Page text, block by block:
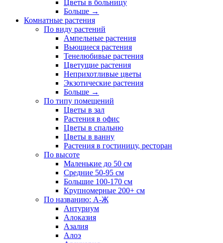
Цветы в больницу
Больше →
Комнатные растения
По виду растений
Ампельные растения
Вьющиеся растения
Тенелюбивые растения
Цветущие растения
Неприхотливые цветы
Экзотические растения
Больше →
По типу помещений
Цветы в зал
Растения в офис
Цветы в спальню
Цветы в ванну
Растения в гостиницу, ресторан
По высоте
Маленькие до 50 см
Средние 50-95 см
Большие 100-170 см
Крупномерные 200+ см
По названию: А-Ж
Антуриум
Алоказия
Азалия
Алоэ